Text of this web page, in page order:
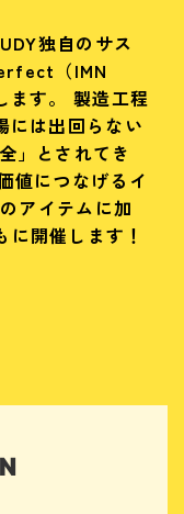
独自のサス
（IMN
ます。 製造工程
には出回らない
」とされてき
値につなげるイ
アイテムに加
開催します！